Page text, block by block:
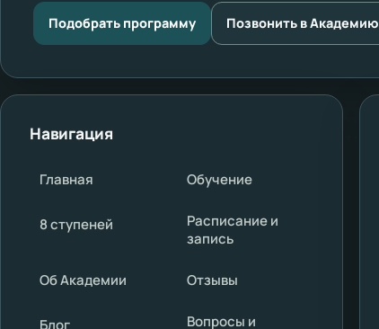
Подобрать программу Позвонить в Академию
Навигация
Главная Обучение
8 ступеней
Расписание и
запись
Об Академии Отзывы
Блог Вопросы и